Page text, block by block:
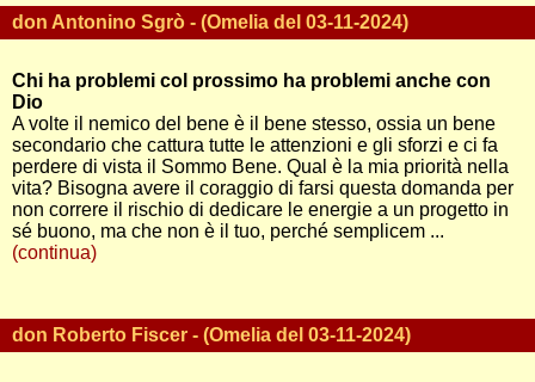
don Antonino Sgrò - (Omelia del 03-11-2024)
Chi ha problemi col prossimo ha problemi anche con
Dio
A volte il nemico del bene è il bene stesso, ossia un bene
secondario che cattura tutte le attenzioni e gli sforzi e ci fa
perdere di vista il Sommo Bene. Qual è la mia priorità nella
vita? Bisogna avere il coraggio di farsi questa domanda per
non correre il rischio di dedicare le energie a un progetto in
sé buono, ma che non è il tuo, perché semplicem ...
(continua)
don Roberto Fiscer - (Omelia del 03-11-2024)